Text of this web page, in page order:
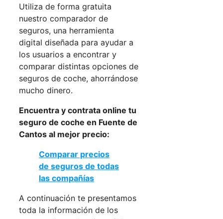
Utiliza de forma gratuita
nuestro comparador de
seguros, una herramienta
digital diseñada para ayudar a
los usuarios a encontrar y
comparar distintas opciones de
seguros de coche, ahorrándose
mucho dinero.
Encuentra y contrata online tu
seguro de coche en Fuente de
Cantos al mejor precio:
Comparar precios
de seguros de todas
las compañías
A continuación te presentamos
toda la información de los